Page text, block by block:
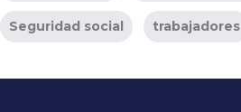
Seguridad social trabajadores